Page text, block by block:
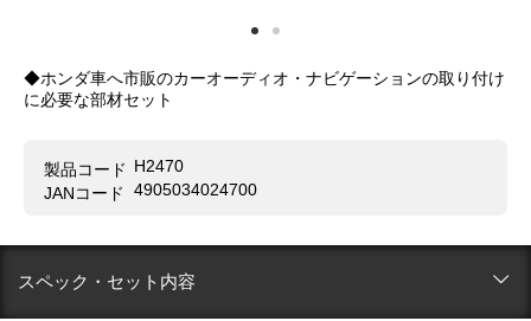
◆ホンダ車へ市販のカーオーディオ・ナビゲーションの取り付け
に必要な部材セット
製品コード H2470
JANコード
4905034024700
スペック・セット内容